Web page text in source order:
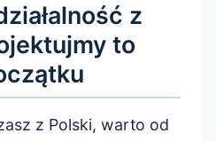
z
to
z Polski, warto od